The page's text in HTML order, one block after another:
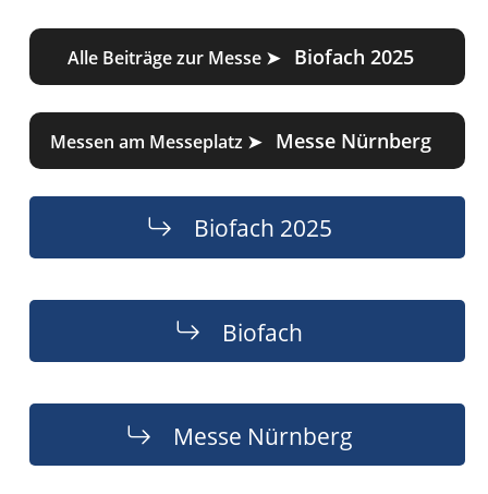
Alle Beiträge zur Messe ➤ Biofach 2025
Messen am Messeplatz ➤ Messe Nürnberg
Biofach 2025
Biofach
Messe Nürnberg